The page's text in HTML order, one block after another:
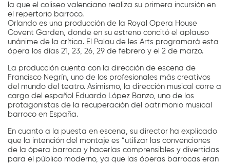
la que el coliseo valenciano realiza su primera incursión en
el repertorio barroco.
Orlando es una producción de la Royal Opera House
Covent Garden, donde en su estreno concitó el aplauso
unánime de la crítica. El Palau de les Arts programará esta
ópera los días 21, 23, 26, 29 de febrero y el 2 de marzo.
La producción cuenta con la dirección de escena de
Francisco Negrín, uno de los profesionales más creativos
del mundo del teatro. Asimismo, la dirección musical corre a
cargo del español Eduardo López Banzo, uno de los
protagonistas de la recuperación del patrimonio musical
barroco en España.
En cuanto a la puesta en escena, su director ha explicado
que la intención del montaje es “utilizar las convenciones
de la ópera barroca y hacerlas comprensibles y divertidas
para el público moderno, ya que las óperas barrocas eran